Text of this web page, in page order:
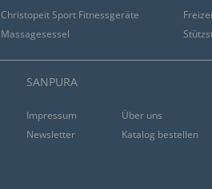
Christopeit Sport Fitnessgeräte
Massagesessel
SANPURA
Impressum Über uns
Newsletter
Katalog bestellen